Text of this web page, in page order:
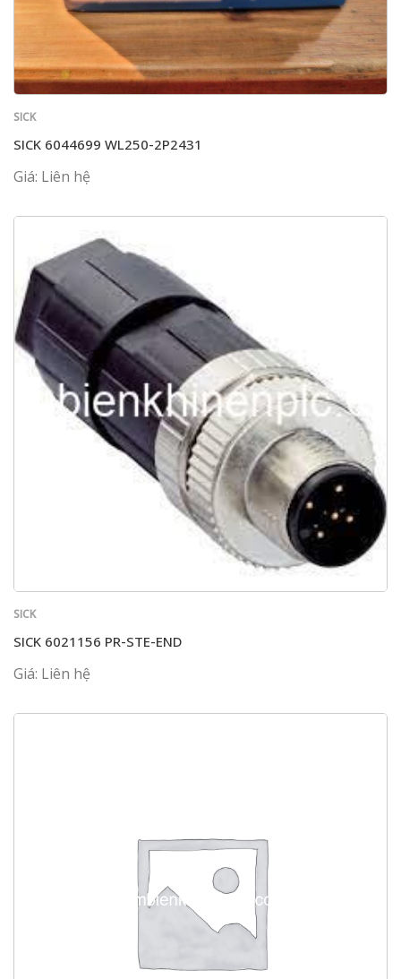
SICK
SICK 6044699 WL250-2P2431
Giá: Liên hệ
SICK
SICK 6021156 PR-STE-END
Giá: Liên hệ